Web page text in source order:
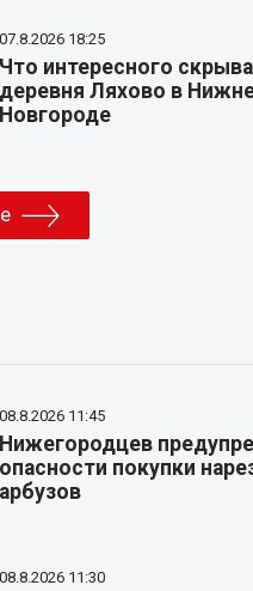
07.8.2026 18:25
Что интересного
деревня Ляхово в
Новгороде
08.8.2026 11:45
Нижегородцев
опасности покупки
арбузов
08.8.2026 11:30